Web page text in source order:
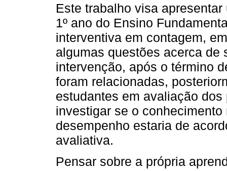
Este trabalho visa
1º ano do Ensino
interventiva em contagem,
algumas questões acerca de
intervenção, após o término
foram relacionadas,
estudantes em avaliação
investigar se o
desempenho estaria de
avaliativa.
Pensar sobre a própria